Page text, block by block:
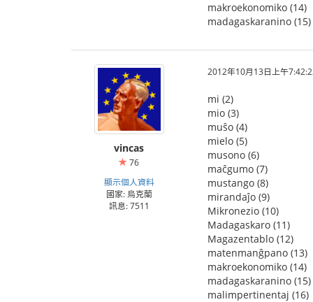
makroekonomiko (14)
madagaskaranino (15)
vincas
76
顯示個人資料
國家: 烏克蘭
訊息: 7511
2012年10月13日上午
mi (2)
mio (3)
muŝo (4)
mielo (5)
musono (6)
maĉgumo (7)
mustango (8)
mirandaĵo (9)
Mikronezio (10)
Madagaskaro (11)
Magazentablo (12)
matenmanĝpano (13)
makroekonomiko (14)
madagaskaranino (15)
malimpertinentaj (16)